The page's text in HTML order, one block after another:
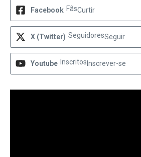
Facebook FãsCurtir
X (Twitter) SeguidoresSeguir
Youtube Inscritos Inscrever-se